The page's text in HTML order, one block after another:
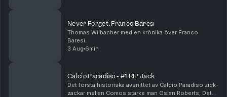
Never Forget: Franco Baresi
Thomas Wilbacher med en krönika över Franco
Baresi.
3 Aug 6min
Calcio Paradiso - #1 RIP Jack
Det första historiska avsnittet av Calcio Paradiso zick-
zackar mellan Comos starke man Osian Roberts, Det